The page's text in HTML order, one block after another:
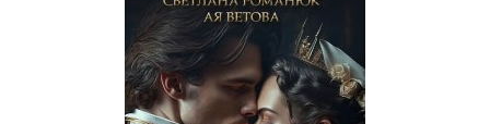
ЛАБИРИНТА»
КНИГА